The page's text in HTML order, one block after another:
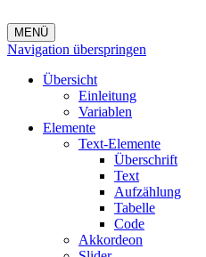
MENÜ
Navigation überspringen
Übersicht
Einleitung
Variablen
Elemente
Text-Elemente
Überschrift
Text
Aufzählung
Tabelle
Code
Akkordeon